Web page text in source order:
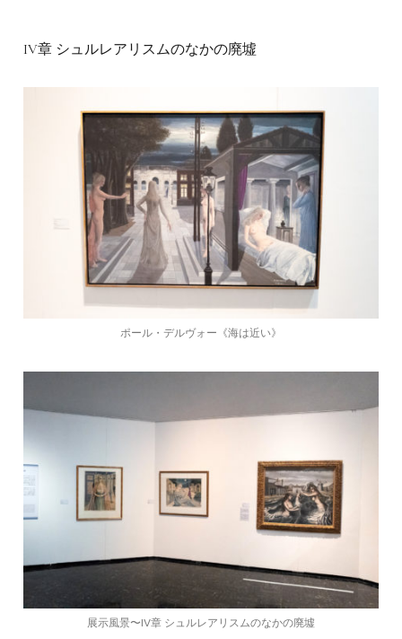
IV章 シュルレアリスムのなかの廃墟
ポール・デルヴォー《海は近い》
展示風景〜IV章 シュルレアリスムのなかの廃墟